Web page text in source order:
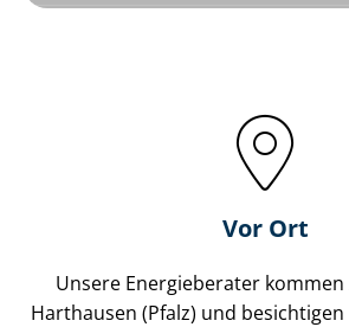
Vor Ort
Unsere Energieberater
Harthausen (Pfalz) und